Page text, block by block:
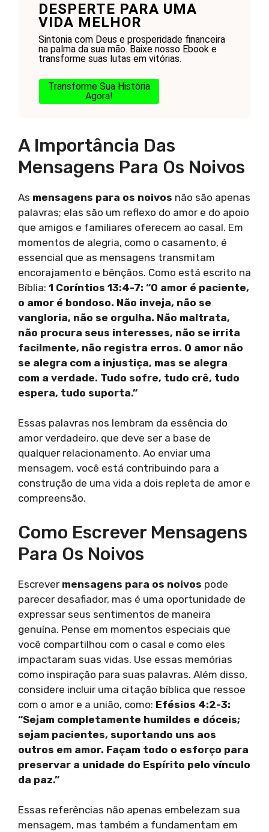
DESPERTE PARA UMA
VIDA MELHOR
Sintonia com Deus e prosperidade financeira
na palma da sua mão. Baixe nosso Ebook e
transforme suas lutas em vitórias.
Transforme Sua História
Agora!
A Importância Das
Mensagens Para Os Noivos
As mensagens para os noivos não são apenas
palavras; elas são um reflexo do amor e do apoio
que amigos e familiares oferecem ao casal. Em
momentos de alegria, como o casamento, é
essencial que as mensagens transmitam
encorajamento e bênçãos. Como está escrito na
Bíblia: 1 Coríntios 13:4-7: “O amor é paciente,
o amor é bondoso. Não inveja, não se
vangloria, não se orgulha. Não maltrata,
não procura seus interesses, não se irrita
facilmente, não registra erros. O amor não
se alegra com a injustiça, mas se alegra
com a verdade. Tudo sofre, tudo crê, tudo
espera, tudo suporta.”
Essas palavras nos lembram da essência do
amor verdadeiro, que deve ser a base de
qualquer relacionamento. Ao enviar uma
mensagem, você está contribuindo para a
construção de uma vida a dois repleta de amor e
compreensão.
Como Escrever Mensagens
Para Os Noivos
Escrever mensagens para os noivos pode
parecer desafiador, mas é uma oportunidade de
expressar seus sentimentos de maneira
genuína. Pense em momentos especiais que
você compartilhou com o casal e como eles
impactaram suas vidas. Use essas memórias
como inspiração para suas palavras. Além disso,
considere incluir uma citação bíblica que ressoe
com o amor e a união, como: Efésios 4:2-3:
“Sejam completamente humildes e dóceis;
sejam pacientes, suportando uns aos
outros em amor. Façam todo o esforço para
preservar a unidade do Espírito pelo vínculo
da paz.”
Essas referências não apenas embelezam sua
mensagem, mas também a fundamentam em